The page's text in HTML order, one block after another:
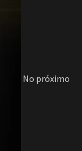
No próximo